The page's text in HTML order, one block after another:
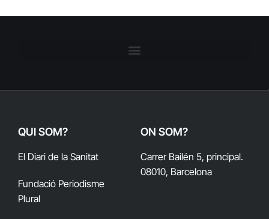
QUI SOM?
El Diari de la Sanitat
Fundació Periodisme
Plural
ON SOM?
Carrer Bailén 5, principal.
08010, Barcelona